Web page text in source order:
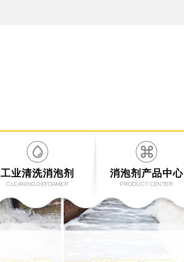
工业清洗消泡剂
CLEANING DEFOAMER
消泡剂产品中心
PRODUCT CENTER